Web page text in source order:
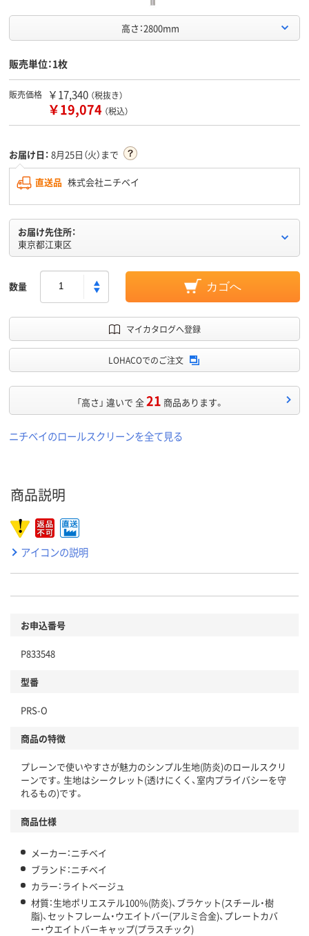
高さ：2800mm
販売単位：1枚
販売価格 ￥17,340 （税抜き）
￥19,074 （税込）
お届け日： 8月25日（火）まで
直送品 株式会社ニチベイ
お届け先住所：
東京都江東区
数量 カゴへ
マイカタログへ登録
LOHACOでのご注文
「高さ」 違いで 全21 商品あります。
ニチベイのロールスクリーンを全て見る
商品説明
アイコンの説明
お申込番号
P833548
型番
PRS-O
商品の特徴
プレーンで使いやすさが魅力のシンプル生地(防炎)のロールスクリ
ーンです。生地はシークレット(透けにくく、室内プライバシーを守
れるもの)です。
商品仕様
メーカー：ニチベイ
ブランド：ニチベイ
カラー：ライトベージュ
材質：生地ポリエステル100％(防炎)、ブラケット(スチール・樹
脂)、セットフレーム・ウエイトバー(アルミ合金)、プレートカバ
ー・ウエイトバーキャップ(プラスチック)